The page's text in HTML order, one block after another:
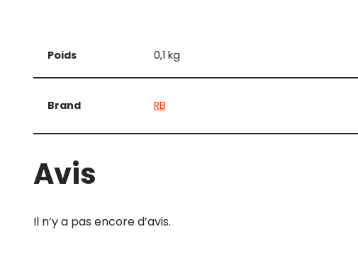
Poids 0,1 kg
Brand RB
Avis
Il n’y a pas encore d’avis.